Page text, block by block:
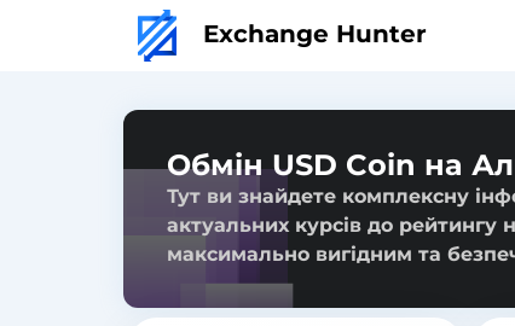
Exchange Hunter
Обмін USD Coin на
Тут ви знайдете комплексну
актуальних курсів до рейтингу
максимально вигідним та